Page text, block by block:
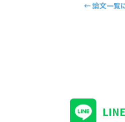
← 論文一覧